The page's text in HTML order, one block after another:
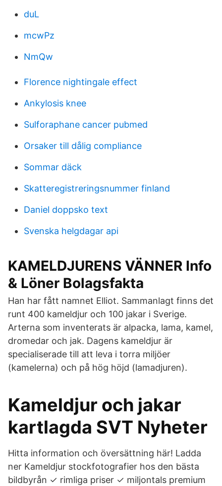
duL
mcwPz
NmQw
Florence nightingale effect
Ankylosis knee
Sulforaphane cancer pubmed
Orsaker till dålig compliance
Sommar däck
Skatteregistreringsnummer finland
Daniel doppsko text
Svenska helgdagar api
KAMELDJURENS VÄNNER Info
& Löner Bolagsfakta
Han har fått namnet Elliot. Sammanlagt finns det
runt 400 kameldjur och 100 jakar i Sverige.
Arterna som inventerats är alpacka, lama, kamel,
dromedar och jak. Dagens kameldjur är
specialiserade till att leva i torra miljöer
(kamelerna) och på hög höjd (lamadjuren).
Kameldjur och jakar
kartlagda SVT Nyheter
Hitta information och översättning här! Ladda
ner Kameldjur stockfotografier hos den bästa
bildbyrån ✓ rimliga priser ✓ miljontals premium